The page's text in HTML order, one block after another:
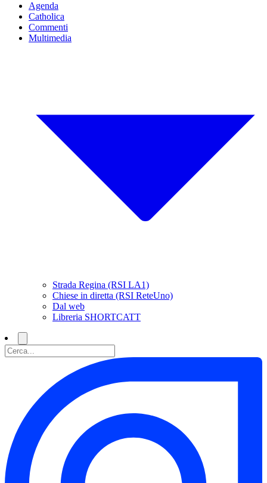
Agenda
Catholica
Commenti
Multimedia
Strada Regina (RSI LA1)
Chiese in diretta (RSI ReteUno)
Dal web
Libreria SHORTCATT